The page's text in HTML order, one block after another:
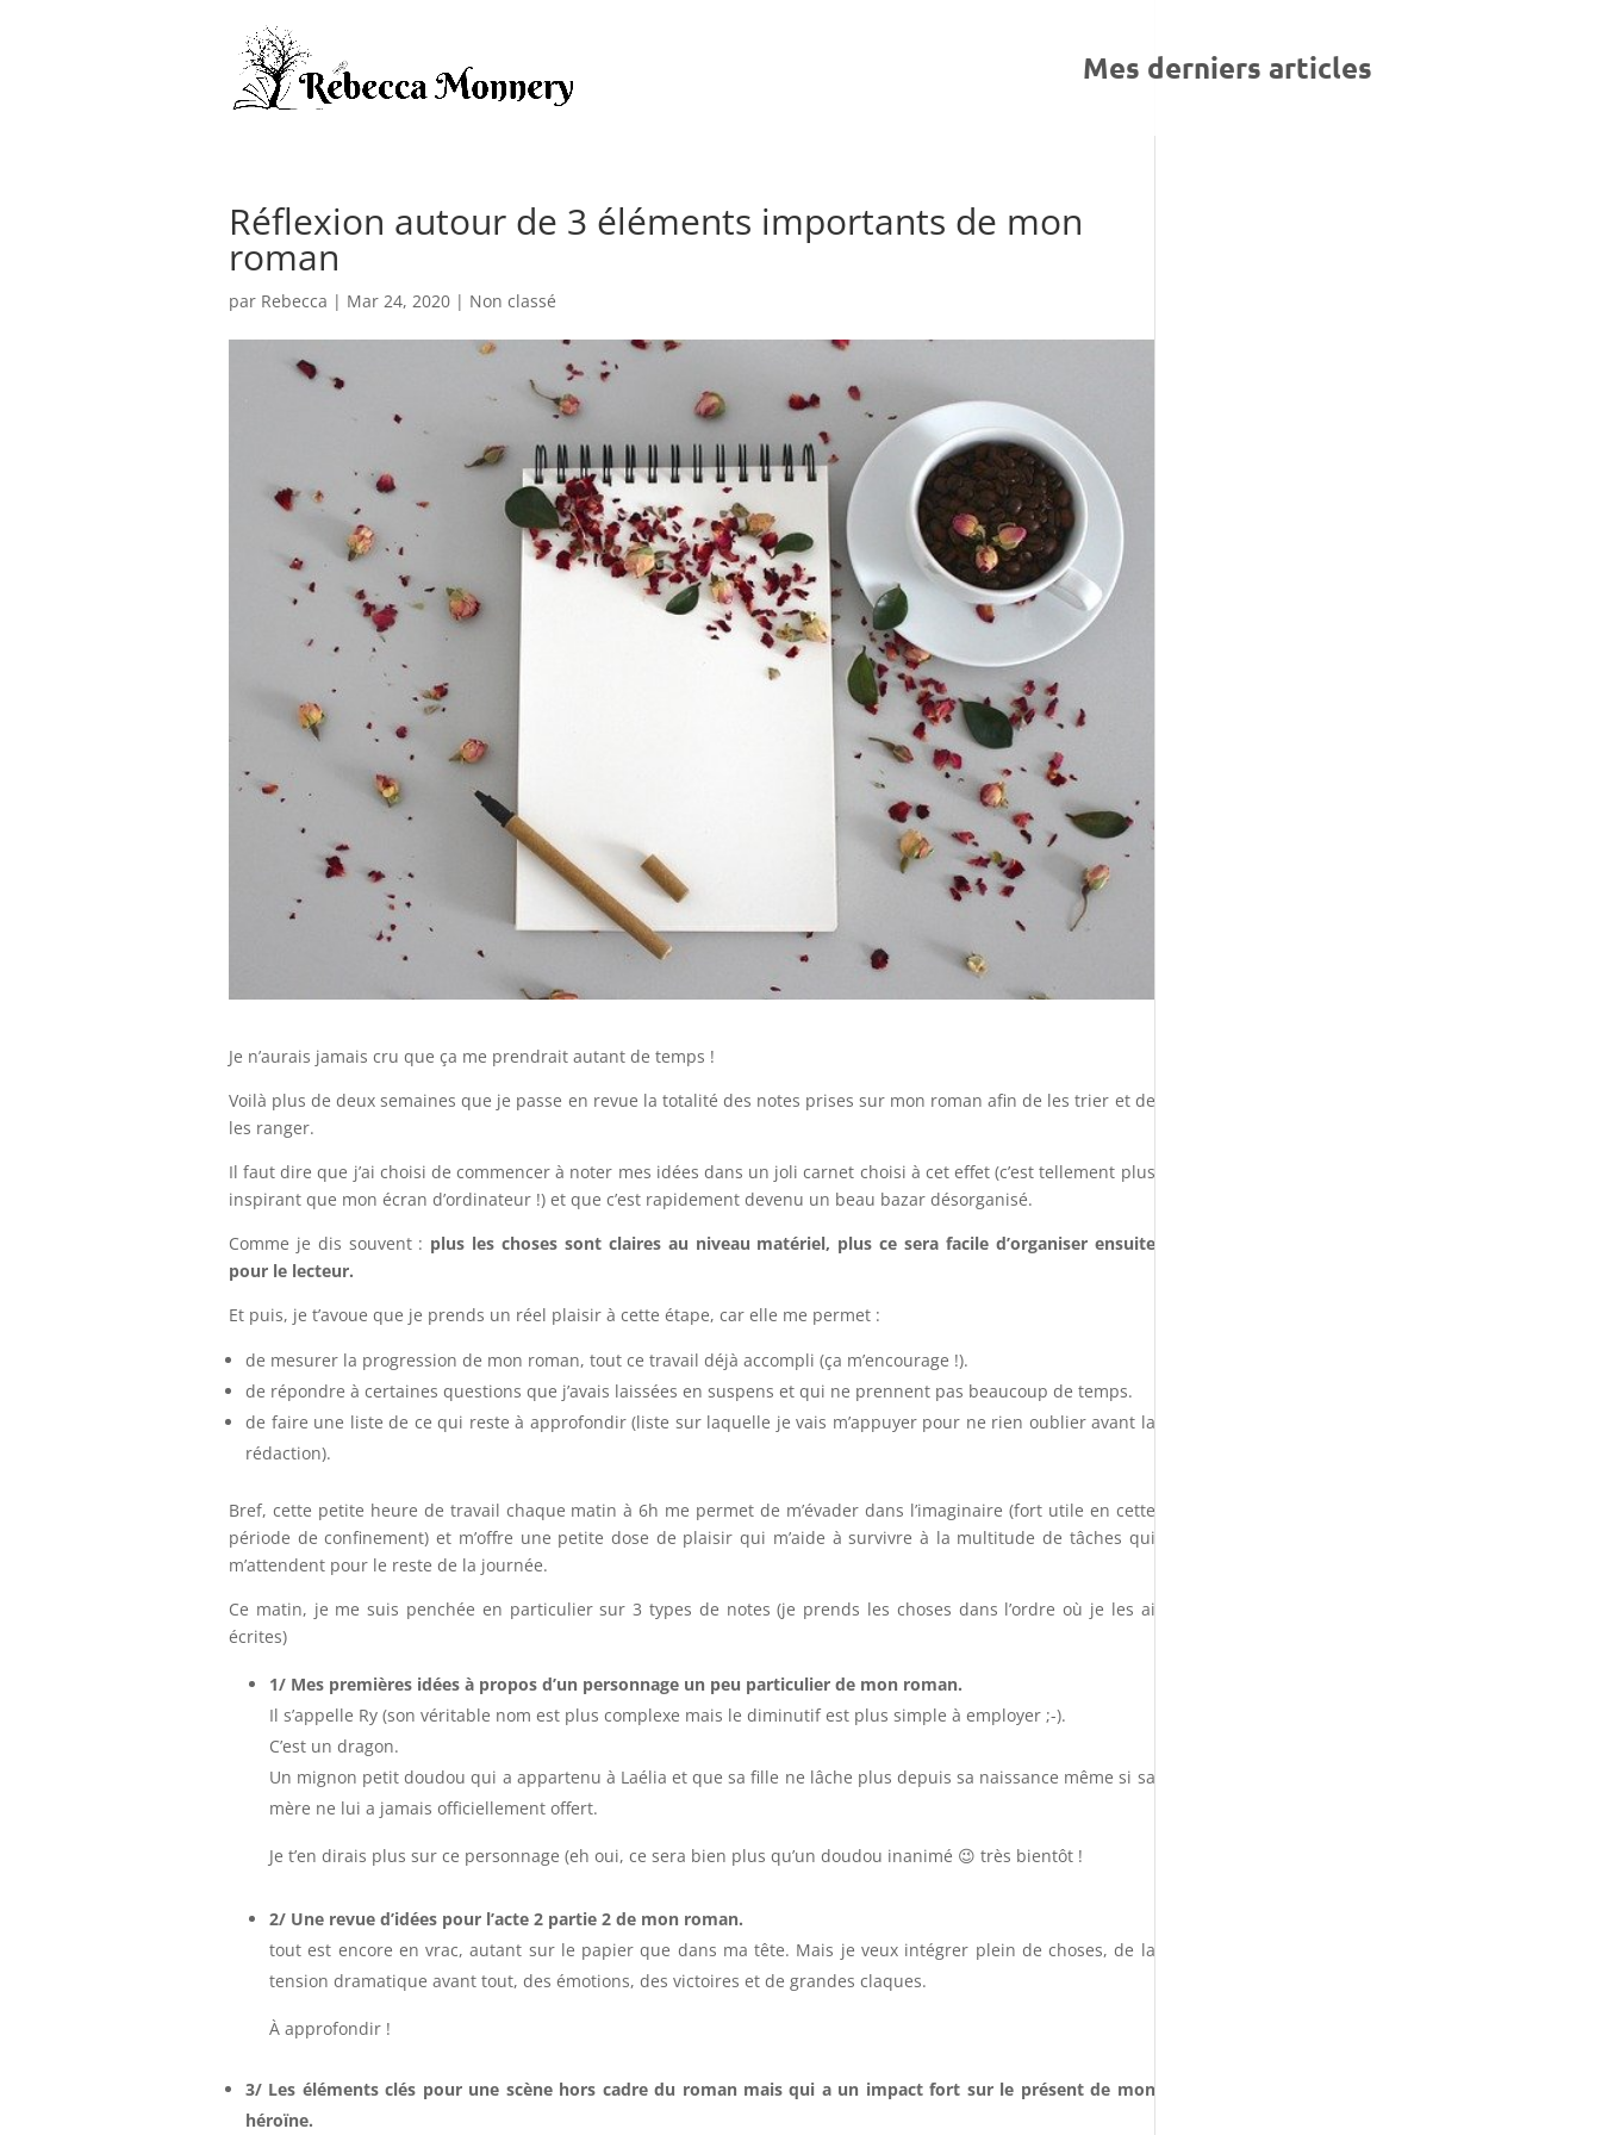
Mes derniers articles
Réflexion autour de 3 éléments importants de mon
roman
par Rebecca | Mar 24, 2020 | Non classé
Je n’aurais jamais cru que ça me prendrait autant de temps !
Voilà plus de deux semaines que je passe en revue la totalité des notes prises sur mon roman afin de les trier et de
les ranger.
Il faut dire que j’ai choisi de commencer à noter mes idées dans un joli carnet choisi à cet effet (c’est tellement plus
inspirant que mon écran d’ordinateur !) et que c’est rapidement devenu un beau bazar désorganisé.
Comme je dis souvent : plus les choses sont claires au niveau matériel, plus ce sera facile d’organiser ensuite
pour le lecteur.
Et puis, je t’avoue que je prends un réel plaisir à cette étape, car elle me permet :
de mesurer la progression de mon roman, tout ce travail déjà accompli (ça m’encourage !).
de répondre à certaines questions que j’avais laissées en suspens et qui ne prennent pas beaucoup de temps.
de faire une liste de ce qui reste à approfondir (liste sur laquelle je vais m’appuyer pour ne rien oublier avant la
rédaction).
Bref, cette petite heure de travail chaque matin à 6h me permet de m’évader dans l’imaginaire (fort utile en cette
période de confinement) et m’offre une petite dose de plaisir qui m’aide à survivre à la multitude de tâches qui
m’attendent pour le reste de la journée.
Ce matin, je me suis penchée en particulier sur 3 types de notes (je prends les choses dans l’ordre où je les ai
écrites)
1/ Mes premières idées à propos d’un personnage un peu particulier de mon roman.
Il s’appelle Ry (son véritable nom est plus complexe mais le diminutif est plus simple à employer ;-).
C’est un dragon.
Un mignon petit doudou qui a appartenu à Laélia et que sa fille ne lâche plus depuis sa naissance même si sa
mère ne lui a jamais officiellement offert.
Je t’en dirais plus sur ce personnage (eh oui, ce sera bien plus qu’un doudou inanimé 😉 très bientôt !
2/ Une revue d’idées pour l’acte 2 partie 2 de mon roman.
tout est encore en vrac, autant sur le papier que dans ma tête. Mais je veux intégrer plein de choses, de la
tension dramatique avant tout, des émotions, des victoires et de grandes claques.
À approfondir !
3/ Les éléments clés pour une scène hors cadre du roman mais qui a un impact fort sur le présent de mon
héroïne.